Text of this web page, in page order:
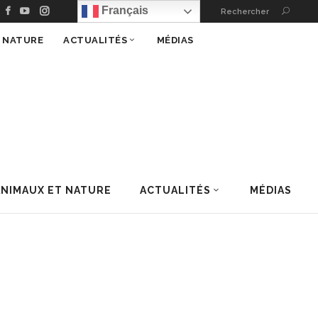
Français Rechercher
ET NATURE ACTUALITÉS MÉDIAS
ACTUALITÉS MÉDIAS